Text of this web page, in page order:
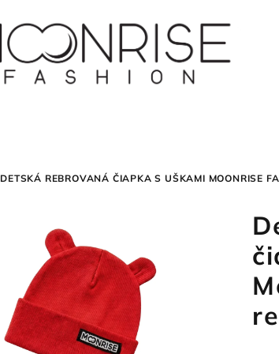
DETSKÁ REBROVANÁ ČIAPKA S UŠKAMI MOONRISE